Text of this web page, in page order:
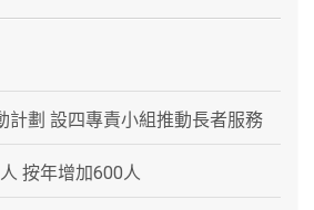
計劃 設四專責小組推動長者服務
按年增加600人